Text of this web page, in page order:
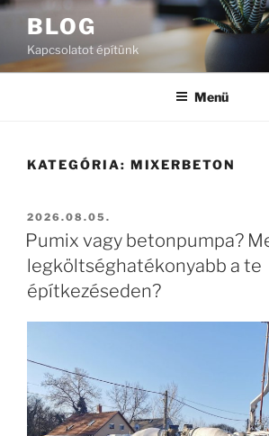
Tartalomhoz
BLOG
Kapcsolatot építünk
Menü
KATEGÓRIA: MIXERBETON
BEKÜLDVE:
2026.08.05.
Pumix vagy betonpumpa?
legköltséghatékonyabb a te
építkezéseden?